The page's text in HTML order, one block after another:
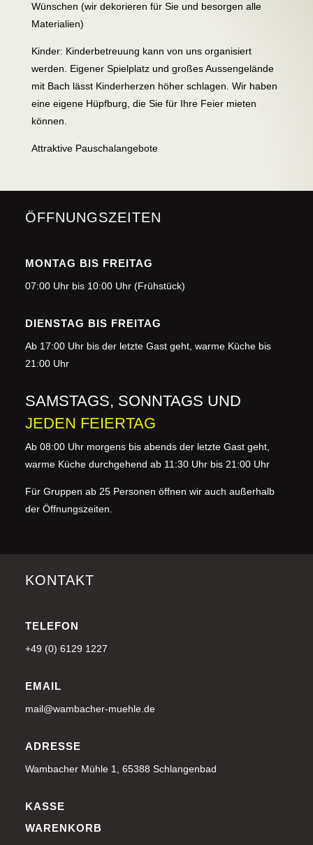
Wünschen (wir dekorieren für Sie und besorgen alle
Materialien)
Kinder: Kinderbetreuung kann von uns organisiert
werden. Eigener Spielplatz und großes Aussengelände
mit Bach lässt Kinderherzen höher schlagen. Wir haben
eine eigene Hüpfburg, die Sie für Ihre Feier mieten
können.
Attraktive Pauschalangebote
ÖFFNUNGSZEITEN
MONTAG BIS FREITAG
07:00 Uhr bis 10:00 Uhr (Frühstück)
DIENSTAG BIS FREITAG
Ab 17:00 Uhr bis der letzte Gast geht, warme Küche bis
21:00 Uhr
SAMSTAGS, SONNTAGS UND
JEDEN FEIERTAG
Ab 08:00 Uhr morgens bis abends der letzte Gast geht,
warme Küche durchgehend ab 11:30 Uhr bis 21:00 Uhr
Für Gruppen ab 25 Personen öffnen wir auch außerhalb
der Öffnungszeiten.
KONTAKT
TELEFON
+49 (0) 6129 1227
EMAIL
mail@wambacher-muehle.de
ADRESSE
Wambacher Mühle 1, 65388 Schlangenbad
KASSE
WARENKORB